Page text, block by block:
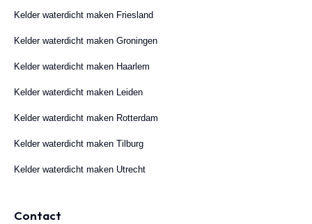
Kelder waterdicht maken Friesland
Kelder waterdicht maken Groningen
Kelder waterdicht maken Haarlem
Kelder waterdicht maken Leiden
Kelder waterdicht maken Rotterdam
Kelder waterdicht maken Tilburg
Kelder waterdicht maken Utrecht
Contact